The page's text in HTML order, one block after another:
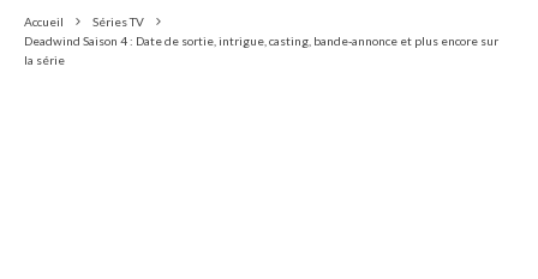
Accueil
Séries TV
Deadwind Saison 4 : Date de sortie, intrigue, casting, bande-annonce et plus encore sur
la série